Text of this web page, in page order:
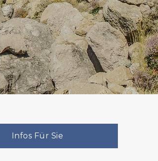
Infos Für Sie